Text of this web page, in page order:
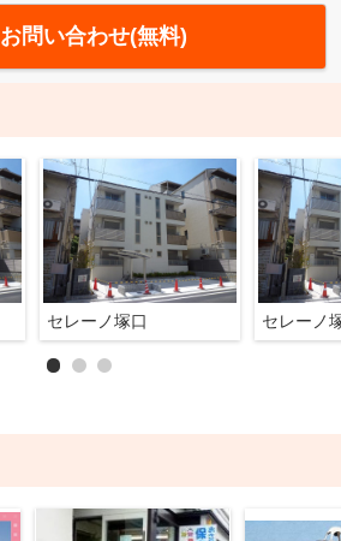
お問い合わせ(無料)
セレーノ塚口 セレーノ